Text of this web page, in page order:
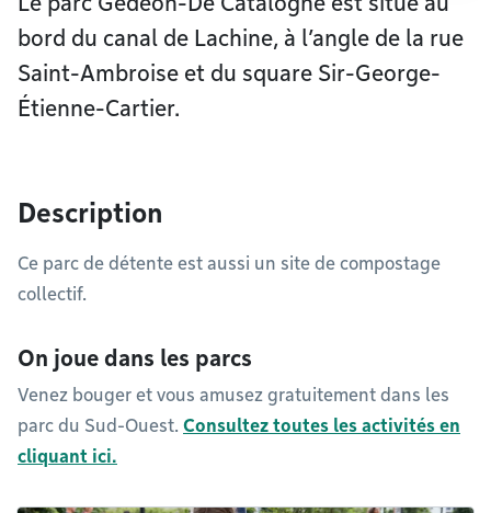
bord du canal de Lachine, à l’angle de la rue
Saint-Ambroise et du square Sir-George-
Étienne-Cartier.
Description
Ce parc de détente est aussi un site de compostage
collectif.
On joue dans les parcs
Venez bouger et vous amusez gratuitement dans les
parc du Sud-Ouest. Consultez toutes les activités en
cliquant ici.